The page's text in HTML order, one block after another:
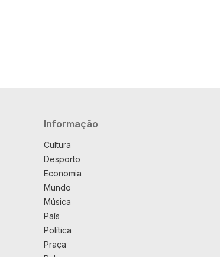
Navegação principal
Informação
Cultura
Desporto
Economia
Mundo
Música
País
Política
Praça